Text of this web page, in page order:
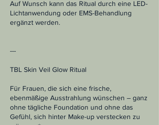
Auf Wunsch kann das Ritual durch eine LED-
Lichtanwendung oder EMS-Behandlung
ergänzt werden.
---
TBL Skin Veil Glow Ritual
Für Frauen, die sich eine frische,
ebenmäßige Ausstrahlung wünschen – ganz
ohne tägliche Foundation und ohne das
Gefühl, sich hinter Make-up verstecken zu